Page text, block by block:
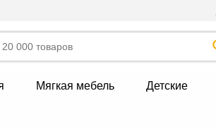
Мягкая мебель Детские